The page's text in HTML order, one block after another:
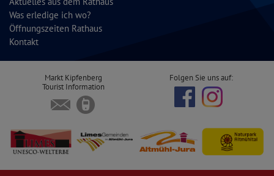
Was erledige ich wo?
Öffnungszeiten Rathaus
Kontakt
Markt Kipfenberg
Tourist Information
Folgen Sie uns auf: